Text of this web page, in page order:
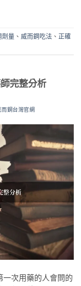
劑量 、 威而鋼吃法 、 正確
完整分析
而鋼台灣官網
一次用藥的人會問的